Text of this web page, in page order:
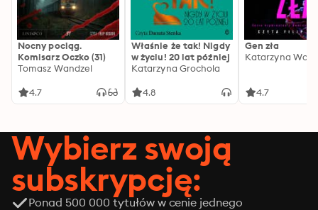
Nocny pociąg.
Komisarz Oczko (31)
Tomasz Wandzel
4.7
Właśnie że tak! Nigdy
w życiu! 20 lat później
Katarzyna Grochola
4.8
Gen zła
Katarzyna
4.7
Wybierz swoją
subskrypcję:
Ponad 500 000 tytułów w cenie jednego